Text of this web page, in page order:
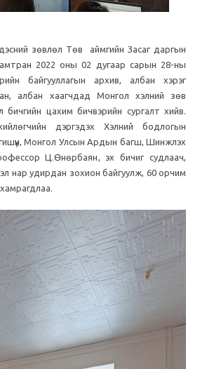
зөвлөл Төв аймгийн Засаг даргын
2022 оны 02 дугаар сарын 28-ны
байгууллагын архив, албан хэрэг
албан хаагчдад Монгол хэлний зөв
бичгийн цахим бичвэрийн сургалт хийв.
дэргэдэх Хэлний бодлогын
Монгол Улсын Ардын багш, Шинжлэх
Ц.Өнөрбаян, эх бичиг судлаач,
нар удирдан зохион байгуулж, 60 орчим